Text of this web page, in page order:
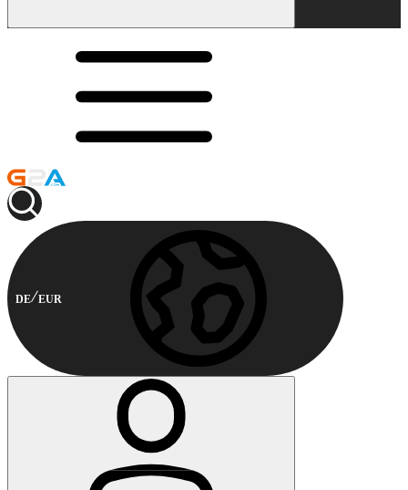
DE EUR